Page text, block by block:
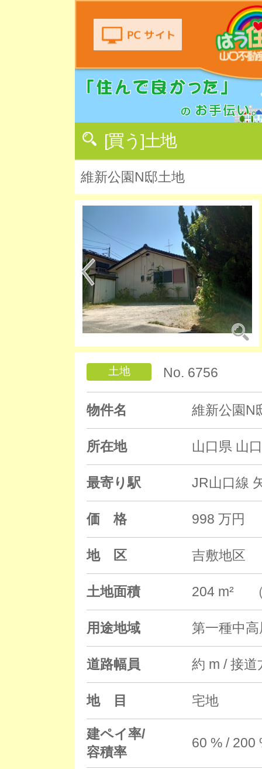
[買う]土地
維新公園N邸土地
土地 No. 6756
物件名 維新公園N
所在地 山口県 山
最寄り駅 JR山口線
価 格 998 万円
地 区 吉敷地区
土地面積 204 m²
用途地域 第一種中
道路幅員 約 m / 接道
地 目 宅地
建ペイ率/
容積率
60 % / 200